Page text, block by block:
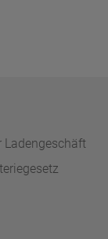
Ladengeschäft